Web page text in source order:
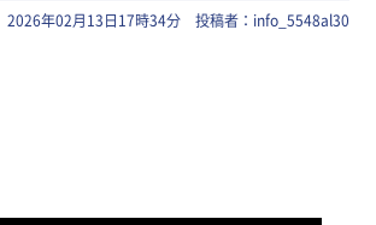
2026年02月13日17時34分 投稿者：info_5548al30